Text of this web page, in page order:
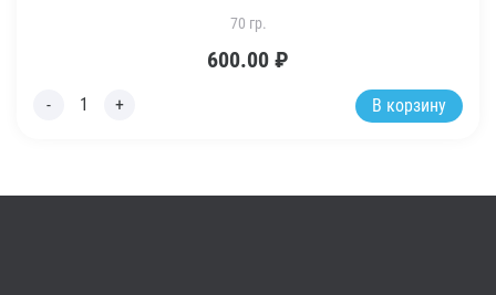
70 гр.
600.00 ₽
В корзину